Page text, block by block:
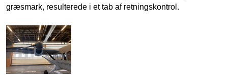
græsmark, resulterede i et tab af retningskontrol.